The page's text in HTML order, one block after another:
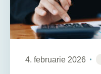
4. februarie 2026